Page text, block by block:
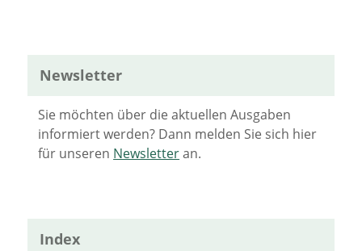
Newsletter
Sie möchten über die aktuellen Ausgaben
informiert werden? Dann melden Sie sich hier
für unseren Newsletteran.
Index